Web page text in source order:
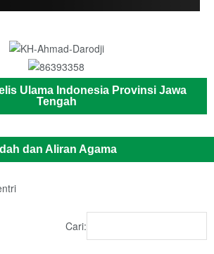
Ulama Indonesia Provinsi Jawa
Tengah
dan Aliran Agama
Cari: